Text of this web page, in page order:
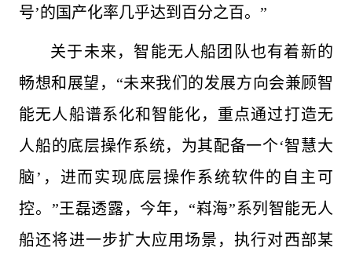
号’的国产化率几乎达到百分之百。”
关于未来，智能无人船团队也有着新的
畅想和展望，“未来我们的发展方向会兼顾智
能无人船谱系化和智能化，重点通过打造无
人船的底层操作系统，为其配备一个‘智慧大
脑’，进而实现底层操作系统软件的自主可
控。”王磊透露，今年，“嵙海”系列智能无人
船还将进一步扩大应用场景，执行对西部某